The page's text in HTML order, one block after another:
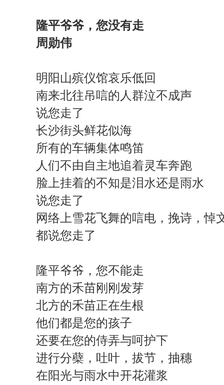
隆平爷爷，您没有走
周勋伟
明阳山殡仪馆哀乐低回
南来北往吊唁的人群泣不成声
说您走了
长沙街头鲜花似海
所有的车辆集体鸣笛
人们不由自主地追着灵车奔跑
脸上挂着的不知是泪水还是雨水
说您走了
网络上雪花飞舞的唁电，挽诗，悼
都说您走了
隆平爷爷，您不能走
南方的禾苗刚刚发芽
北方的禾苗正在生根
他们都是您的孩子
还要在您的侍弄与呵护下
进行分蘗，吐叶，拔节，抽穗
在阳光与雨水中开花灌浆